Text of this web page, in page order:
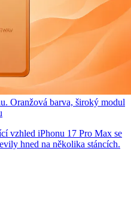
Oranžová barva, široký modul
vzhled iPhonu 17 Pro Max se
hned na několika stáncích.